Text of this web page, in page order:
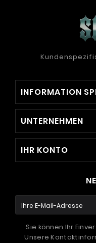
INFORMATION
UNTERNEHMEN
IHR KONTO
Sie können Ihr
Unsere